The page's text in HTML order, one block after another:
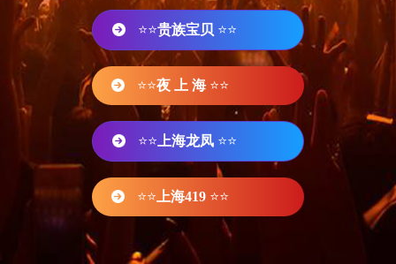
⭐⭐贵族宝贝 ⭐⭐
⭐⭐夜 上 海 ⭐⭐
⭐⭐ 上海龙凤 ⭐⭐
⭐⭐ 上海419 ⭐⭐